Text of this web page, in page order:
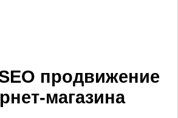
продвижение
магазина